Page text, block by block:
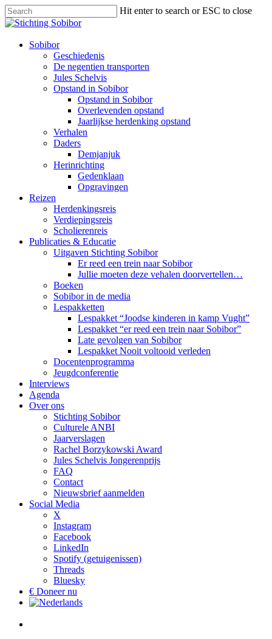
Hit enter to search or ESC to close
Sobibor
Geschiedenis
De negentien transporten
Jules Schelvis
Opstand in Sobibor
Opstand in Sobibor
Overlevenden opstand
Jaarlijkse herdenking opstand
Verhalen
Daders
Demjanjuk
Herinrichting
Gedenklaan
Opgravingen
Reizen
Herdenkingsreis
Verdiepingsreis
Scholierenreis
Publicaties & Educatie
Uitgaven Stichting Sobibor
Er reed een trein naar Sobibor
Jullie moeten deze vehalen doorvertellen…
Boeken
Sobibor in de media
Lespakketten
Lespakket “Joodse kinderen in kamp Vught”
Lespakket “er reed een trein naar Sobibor”
Late gevolgen van Sobibor
Lespakket Nooit voltooid verleden
Docentenprogramma
Jeugdconferentie
Interviews
Agenda
Over ons
Stichting Sobibor
Culturele ANBI
Jaarverslagen
Rachel Borzykowski Award
Jules Schelvis Jongerenprijs
FAQ
Contact
Nieuwsbrief aanmelden
Social Media
X
Instagram
Facebook
LinkedIn
Spotify (getuigenissen)
Threads
Bluesky
€ Doneer nu